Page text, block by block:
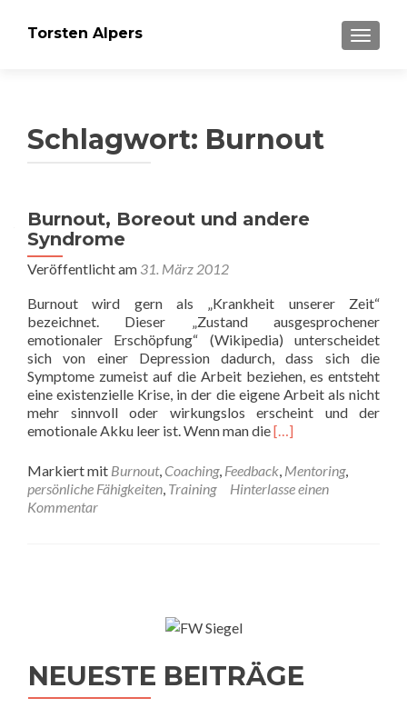
Torsten Alpers
Schlagwort: Burnout
Burnout, Boreout und andere
Syndrome
Veröffentlicht am 31. März 2012
Burnout wird gern als „Krankheit unserer Zeit“
bezeichnet. Dieser „Zustand ausgesprochener
emotionaler Erschöpfung“ (Wikipedia) unterscheidet
sich von einer Depression dadurch, dass sich die
Symptome zumeist auf die Arbeit beziehen, es entsteht
eine existenzielle Krise, in der die eigene Arbeit als nicht
mehr sinnvoll oder wirkungslos erscheint und der
emotionale Akku leer ist. Wenn man dieRead
about
Burnout,
[…]
Markiert mit Burnout, Coaching, Feedback, Mentoring,
persönliche Fähigkeiten, Training
Hinterlasse einen
Kommentar
NEUESTE BEITRÄGE